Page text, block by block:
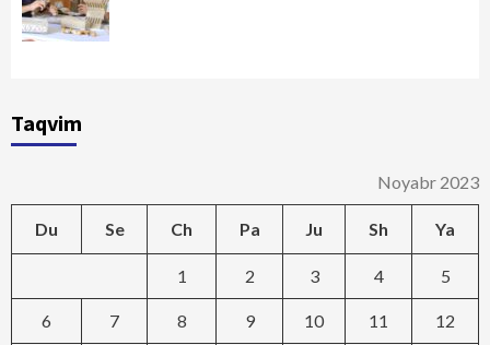
Taqvim
Noyabr 2023
Du Se Ch Pa Ju Sh Ya
1 2 3 4 5
6 7 8 9 10 11 12